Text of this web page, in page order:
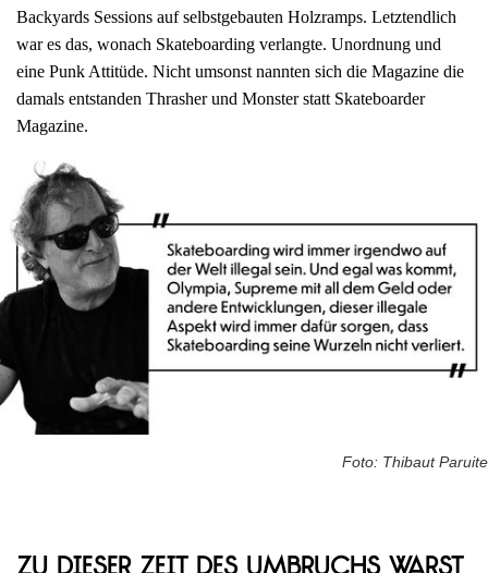
Backyards Sessions auf selbstgebauten Holzramps. Letztendlich
war es das, wonach Skateboarding verlangte. Unordnung und
eine Punk Attitüde. Nicht umsonst nannten sich die Magazine die
damals entstanden Thrasher und Monster statt Skateboarder
Magazine.
Foto: Thibaut Paruite